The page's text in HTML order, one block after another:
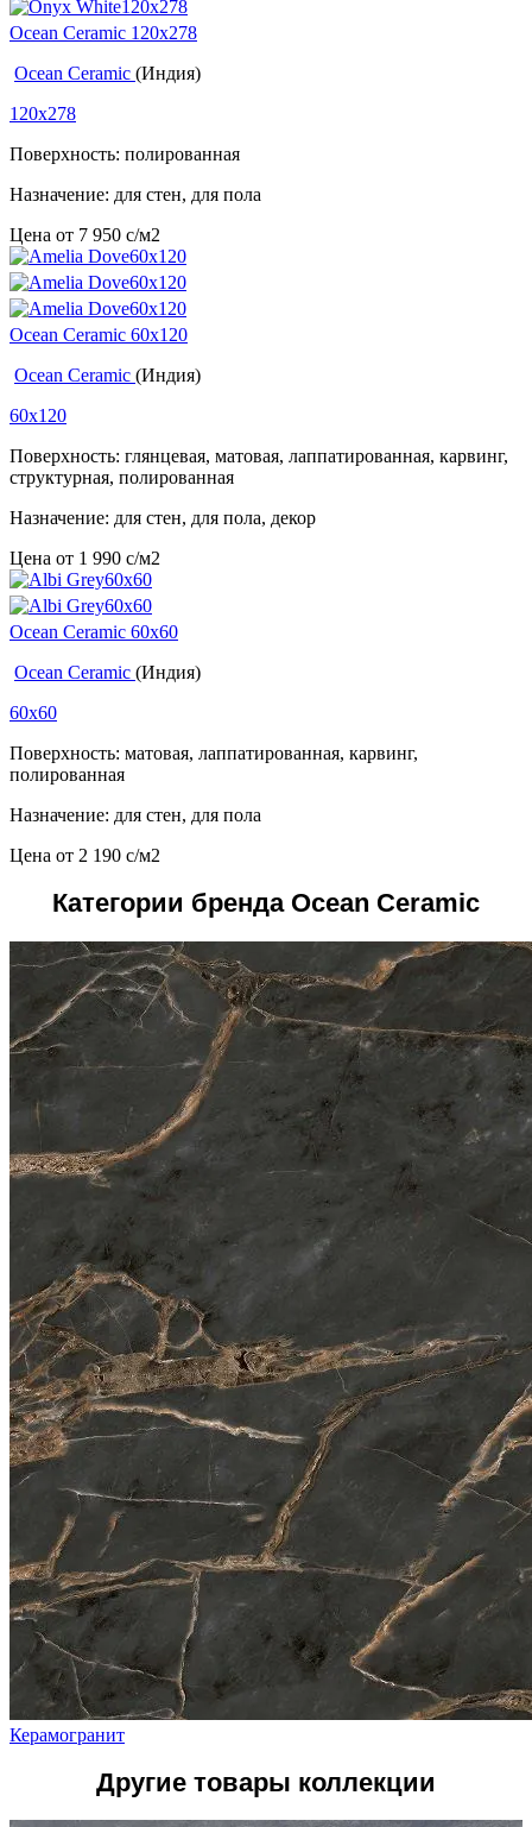
Ocean Ceramic 120х278
Ocean Ceramic (Индия)
120x278
Поверхность: полированная
Назначение: для стен, для пола
Цена от 7 950 c/м2
Ocean Ceramic 60x120
Ocean Ceramic (Индия)
60x120
Поверхность: глянцевая, матовая, лаппатированная, карвинг,
структурная, полированная
Назначение: для стен, для пола, декор
Цена от 1 990 c/м2
Ocean Ceramic 60x60
Ocean Ceramic (Индия)
60x60
Поверхность: матовая, лаппатированная, карвинг,
полированная
Назначение: для стен, для пола
Цена от 2 190 c/м2
Категории бренда Ocean Ceramic
Керамогранит
Другие товары коллекции